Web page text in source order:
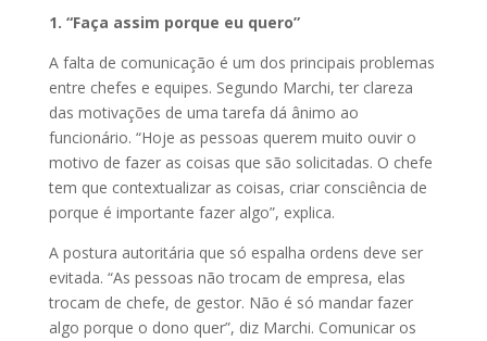
1. “Faça assim porque eu quero”
A falta de comunicação é um dos principais problemas
entre chefes e equipes. Segundo Marchi, ter clareza
das motivações de uma tarefa dá ânimo ao
funcionário. “Hoje as pessoas querem muito ouvir o
motivo de fazer as coisas que são solicitadas. O chefe
tem que contextualizar as coisas, criar consciência de
porque é importante fazer algo”, explica.
A postura autoritária que só espalha ordens deve ser
evitada. “As pessoas não trocam de empresa, elas
trocam de chefe, de gestor. Não é só mandar fazer
algo porque o dono quer”, diz Marchi. Comunicar os